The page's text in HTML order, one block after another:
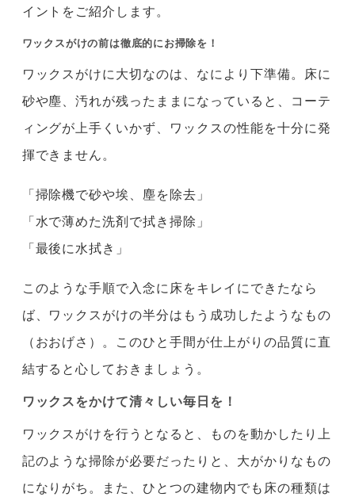
イントをご紹介します。
ワックスがけの前は徹底的にお掃除を！
ワックスがけに大切なのは、なにより下準備。床に
砂や塵、汚れが残ったままになっていると、コーテ
ィングが上手くいかず、ワックスの性能を十分に発
揮できません。
「掃除機で砂や埃、塵を除去」
「水で薄めた洗剤で拭き掃除」
「最後に水拭き」
このような手順で入念に床をキレイにできたなら
ば、ワックスがけの半分はもう成功したようなもの
（おおげさ）。このひと手間が仕上がりの品質に直
結すると心しておきましょう。
ワックスをかけて清々しい毎日を！
ワックスがけを行うとなると、ものを動かしたり上
記のような掃除が必要だったりと、大がかりなもの
になりがち。また、ひとつの建物内でも床の種類は